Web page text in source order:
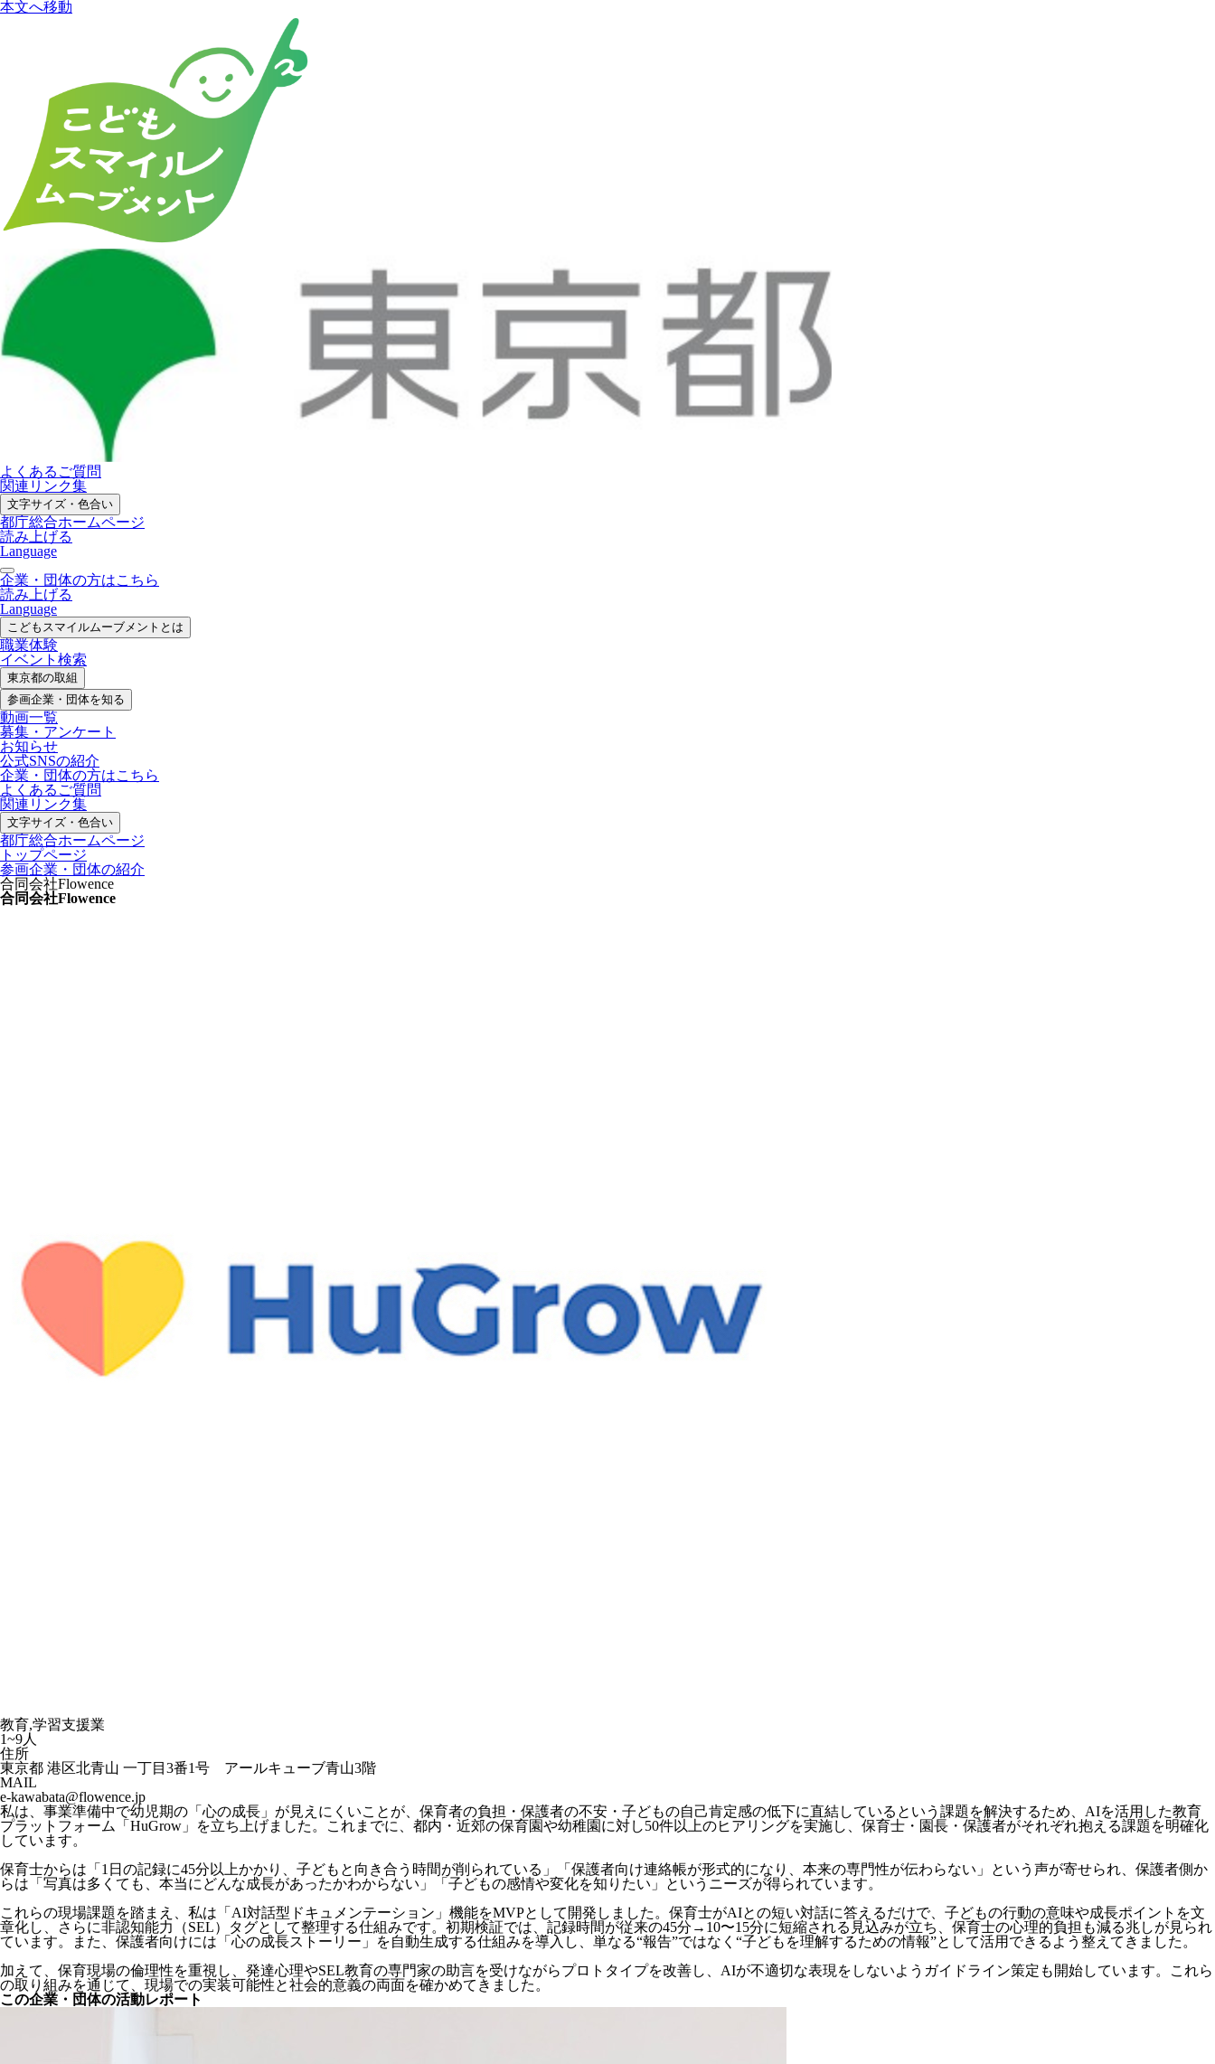
本文へ移動
よくあるご質問
関連リンク集
文字サイズ・色合い
都庁総合ホームページ
読み上げる
Language
企業・団体の方はこちら
読み上げる
Language
こどもスマイルムーブメントとは
職業体験
イベント検索
東京都の取組
参画企業・ 団体を知る
動画一覧
募集・ アンケート
お知らせ
公式SNSの紹介
企業・団体の方はこちら
よくあるご質問
関連リンク集
文字サイズ・色合い
都庁総合ホームページ
トップページ
参画企業・団体の紹介
合同会社Flowence
合同会社Flowence
教育,学習支援業
1~9人
住所
東京都 港区北青山 一丁目3番1号 アールキューブ青山3階
MAIL
e-kawabata@flowence.jp
私は、事業準備中で幼児期の「心の成長」が見えにくいことが、保育者の負担・保護者の不安・子どもの自己肯定感の低下に直結しているという課題を解決するため、AIを活用した教育
プラットフォーム「HuGrow」を立ち上げました。これまでに、都内・近郊の保育園や幼稚園に対し50件以上のヒアリングを実施し、保育士・園長・保護者がそれぞれ抱える課題を明確化
しています。
保育士からは「1日の記録に45分以上かかり、子どもと向き合う時間が削られている」「保護者向け連絡帳が形式的になり、本来の専門性が伝わらない」という声が寄せられ、保護者側か
らは「写真は多くても、本当にどんな成長があったかわからない」「子どもの感情や変化を知りたい」というニーズが得られています。
これらの現場課題を踏まえ、私は「AI対話型ドキュメンテーション」機能をMVPとして開発しました。保育士がAIとの短い対話に答えるだけで、子どもの行動の意味や成長ポイントを文
章化し、さらに非認知能力（SEL）タグとして整理する仕組みです。初期検証では、記録時間が従来の45分→10〜15分に短縮される見込みが立ち、保育士の心理的負担も減る兆しが見られ
ています。また、保護者向けには「心の成長ストーリー」を自動生成する仕組みを導入し、単なる“報告”ではなく“子どもを理解するための情報”として活用できるよう整えてきました。
加えて、保育現場の倫理性を重視し、発達心理やSEL教育の専門家の助言を受けながらプロトタイプを改善し、AIが不適切な表現をしないようガイドライン策定も開始しています。これら
の取り組みを通じて、現場での実装可能性と社会的意義の両面を確かめてきました。
この企業・団体の活動レポート